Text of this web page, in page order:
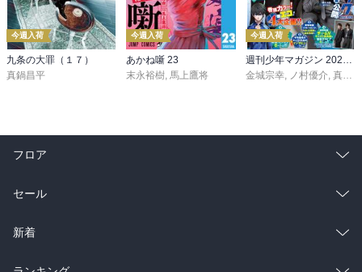
今週入荷
九条の大罪（１７）
真鍋昌平
今週入荷
あかね噺 23
末永裕樹, 馬上鷹将
今週入荷
週刊少年マガジン 2026年36・37号[2026年8月5日発売]
金城宗幸, ノ村優介, 真島ヒロ
フロア
総合
ラノベ
雑誌・グラビア
セール
総合
ラノベ
新着